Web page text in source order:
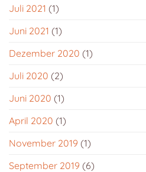
Juli 2021 (1)
Juni 2021 (1)
Dezember 2020 (1)
Juli 2020 (2)
Juni 2020 (1)
April 2020 (1)
November 2019 (1)
September 2019 (6)